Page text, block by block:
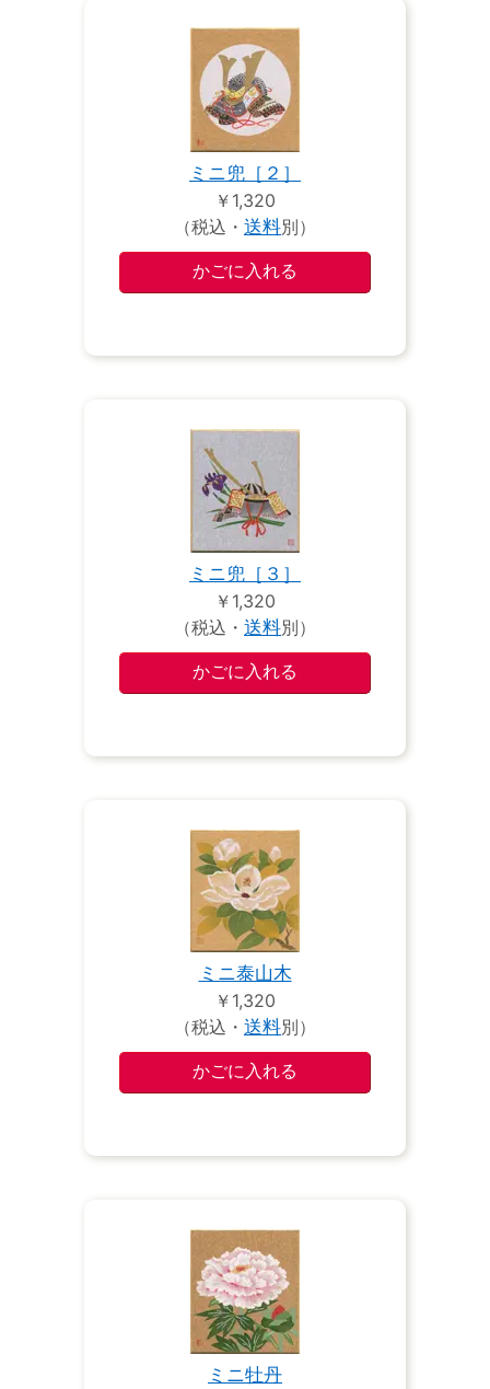
ミニ兜［２］
￥1,320
（税込・ 送料別）
ミニ兜［３］
￥1,320
（税込・ 送料別）
ミニ泰山木
￥1,320
（税込・ 送料別）
ミニ牡丹